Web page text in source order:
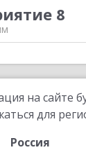
8
на сайте
для
Россия